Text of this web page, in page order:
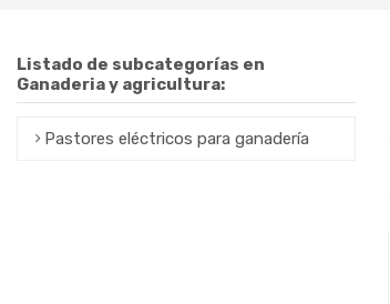
Listado de subcategorías en
Ganaderia y agricultura:
Pastores eléctricos para ganadería